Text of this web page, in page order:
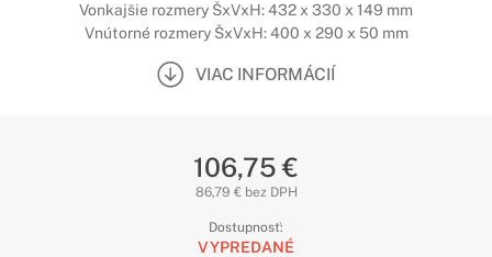
Vonkajšie rozmery ŠxVxH: 432 x 330 x 149 mm
Vnútorné rozmery ŠxVxH: 400 x 290 x 50 mm
VIAC INFORMÁCIÍ
106,75 €
86,79 € bez DPH
Dostupnosť:
VYPREDANÉ